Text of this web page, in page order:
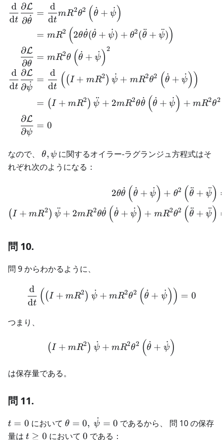
\begin{aligned}
dt
d
∂θ
˙
∂L
∂θ
∂L
dt
d
∂ψ
˙
∂L
∂ψ
∂L
=
dt
d
mR2θ2 (θ
˙ + ψ
˙)
= mR2 (2θθ
˙(θ
˙ + ψ
˙) + θ2(θ
¨ + ψ
¨))
= mR2θ (θ
˙ + ψ
˙)2
=
dt
d ( (I + mR2) ψ
˙ + mR2θ2 (θ
˙ + ψ
˙))
= (I + mR2) ψ
¨ + 2mR2θθ
˙ (θ
˙ + ψ
˙) + mR2θ2
= 0
なので、 \theta,
\psi
θ, ψ に関するオイラー-ラグランジュ方程式はそ
れぞれ次のようになる：
\begin{aligned} 2
2θθ
˙ (θ
˙ + ψ
˙) + θ2 (θ
¨ + ψ
¨)
(I + mR2 ) ψ
¨ + 2mR2θθ
˙ (θ
˙ + ψ
˙) + mR2θ2 (θ
¨ + ψ
¨)
問 10.
問 9 からわかるように、
\begin{aligned}
dt
d ( (I + mR2) ψ
˙ + mR2θ2 (θ
˙ + ψ
˙)) = 0
つまり、
\begin{aligned} \left(
(I + mR2) ψ
˙ + mR2θ2 (θ
˙ + ψ
˙ )
は保存量である。
問 11.
t=0
t = 0 において \theta = 0, \
\dot{\psi}=0
θ = 0, ψ
˙ = 0 であるから、 問 10 の保存
量は t
t ≥ 0 において 0
0 である：